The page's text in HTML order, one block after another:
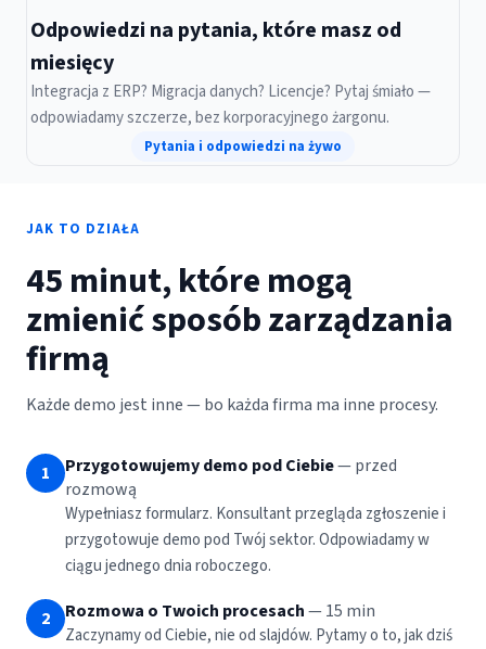
Odpowiedzi na pytania, które masz od
miesięcy
Integracja z ERP? Migracja danych? Licencje? Pytaj śmiało —
odpowiadamy szczerze, bez korporacyjnego żargonu.
Pytania i odpowiedzi na żywo
JAK TO DZIAŁA
45 minut, które mogą
zmienić sposób zarządzania
firmą
Każde demo jest inne — bo każda firma ma inne procesy.
1 Przygotowujemy demo pod Ciebie— przed
rozmową
Wypełniasz formularz. Konsultant przegląda zgłoszenie i
przygotowuje demo pod Twój sektor. Odpowiadamy w
ciągu jednego dnia roboczego.
2 Rozmowa o Twoich procesach— 15 min
Zaczynamy od Ciebie, nie od slajdów. Pytamy o to, jak dziś